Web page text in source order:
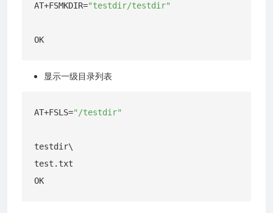
AT+FSMKDIR="testdir/testdir"
显示一级目录列表
AT+FSLS="/testdir"
testdir\
test.txt